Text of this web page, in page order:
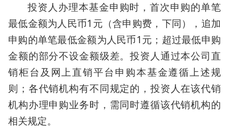
投资人办理本基金申购时，首次申购的单笔
最低金额为人民币1元（含申购费，下同），追加
申购的单笔最低金额为人民币1元；超过最低申购
金额的部分不设金额级差。投资人通过本公司直
销柜台及网上直销平台申购本基金遵循上述规
则；各代销机构有不同规定的，投资人在该代销
机构办理申购业务时，需同时遵循该代销机构的
相关规定。